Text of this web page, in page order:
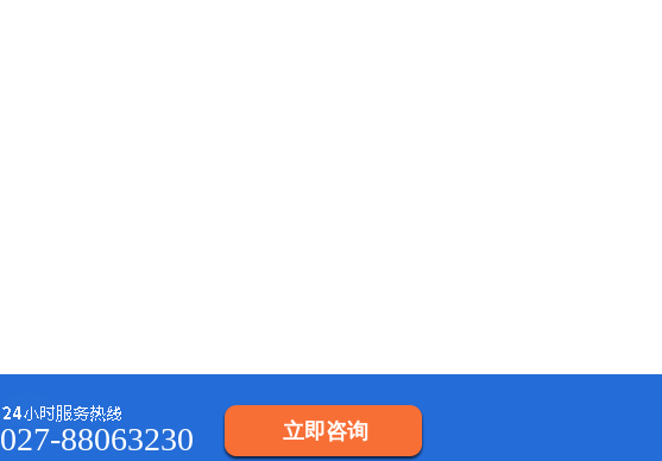
027-88063230 立即咨询